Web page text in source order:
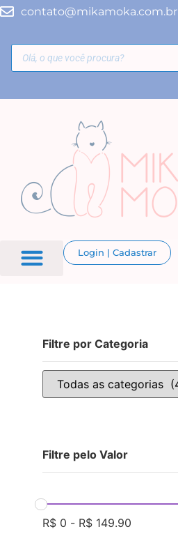
contato@mikamoka.com.br
Login | Cadastrar
Filtre por Categoria
Filtre pelo Valor
R$ 0 - R$ 149.90